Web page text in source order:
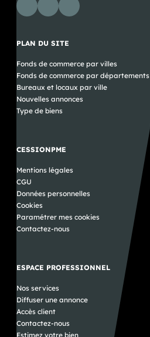
PLAN DU SITE
Fonds de commerce par villes
Fonds de commerce par départements
Bureaux et locaux par ville
Nouvelles annonces
Type de biens
CESSIONPME
Mentions légales
CGU
Données personnelles
Cookies
Paramétrer mes cookies
Contactez-nous
ESPACE PROFESSIONNEL
Nos services
Diffuser une annonce
Accès client
Contactez-nous
Estimez votre bien